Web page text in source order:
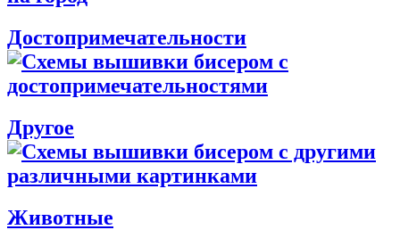
Достопримечательности
Другое
Животные